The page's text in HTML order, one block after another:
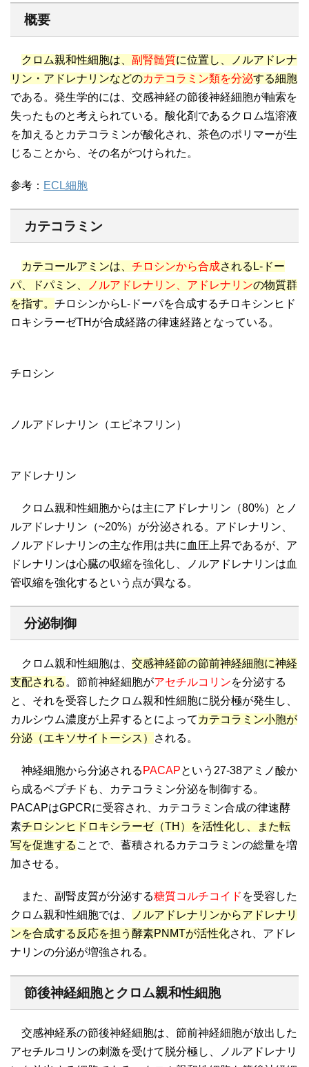
概要
クロム親和性細胞は、 副腎髄質に位置し、ノルアドレナ
リン・アドレナリンなどのカテコラミン類を分泌する細胞
である。発生学的には、交感神経の節後神経細胞が軸索を
失ったものと考えられている。酸化剤であるクロム塩溶液
を加えるとカテコラミンが酸化され、茶色のポリマーが生
じることから、その名がつけられた。
参考： ECL細胞
カテコラミン
カテコールアミンは、 チロシンから合成されるL-ドー
パ、ドパミン、
ノルアドレナリン、アドレナリンの物質群
を指す。 チロシンからL-ドーパを合成するチロキシンヒド
ロキシラーゼTHが合成経路の律速経路となっている。
チロシン
ノルアドレナリン（エピネフリン）
アドレナリン
クロム親和性細胞からは主にアドレナリン（80%）とノ
ルアドレナリン（~20%）が分泌される。アドレナリン、
ノルアドレナリンの主な作用は共に血圧上昇であるが、ア
ドレナリンは心臓の収縮を強化し、ノルアドレナリンは血
管収縮を強化するという点が異なる。
分泌制御
クロム親和性細胞は、 交感神経節の節前神経細胞に神経
支配される 。節前神経細胞がアセチルコリンを分泌する
と、それを受容したクロム親和性細胞に脱分極が発生し、
カルシウム濃度が上昇するとによって カテコラミン小胞が
分泌（エキソサイトーシス）
される。
神経細胞から分泌される PACAPという27-38アミノ酸か
ら成るペプチドも、カテコラミン分泌を制御する。
PACAPはGPCRに受容され、カテコラミン合成の律速酵
素チロシンヒドロキシラーゼ（TH）を活性化し、また転
写を促進する ことで、蓄積されるカテコラミンの総量を増
加させる。
また、副腎皮質が分泌する糖質コルチコイド を受容した
クロム親和性細胞では、
ノルアドレナリンからアドレナリ
ンを合成する反応を担う酵素PNMTが活性化され、アドレ
ナリンの分泌が増強される。
節後神経細胞とクロム親和性細胞
交感神経系の節後神経細胞は、節前神経細胞が放出した
アセチルコリンの刺激を受けて脱分極し、ノルアドレナリ